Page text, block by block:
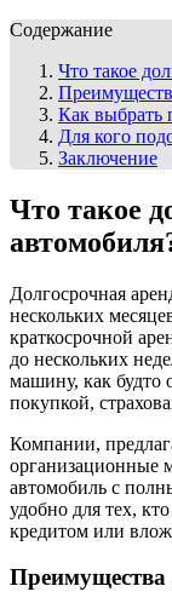
Содержание
Что такое
Как выбрать
Для кого
Заключение
Что такое
Долгосрочная
нескольких
краткосрочной
до нескольких
машину, как будто
покупкой,
Компании,
организационные
автомобиль с
удобно для тех,
кредитом или
Преимущества